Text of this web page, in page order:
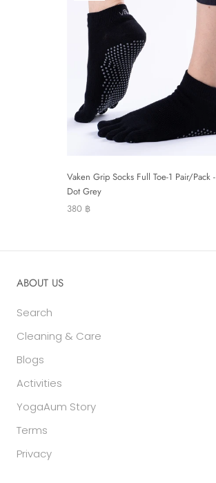
Vaken Grip Socks Full Toe-1 Pair/Pack
Dot Grey
380 ฿
ABOUT US
Search
Cleaning & Care
Blogs
Activities
YogaAum Story
Terms
Privacy